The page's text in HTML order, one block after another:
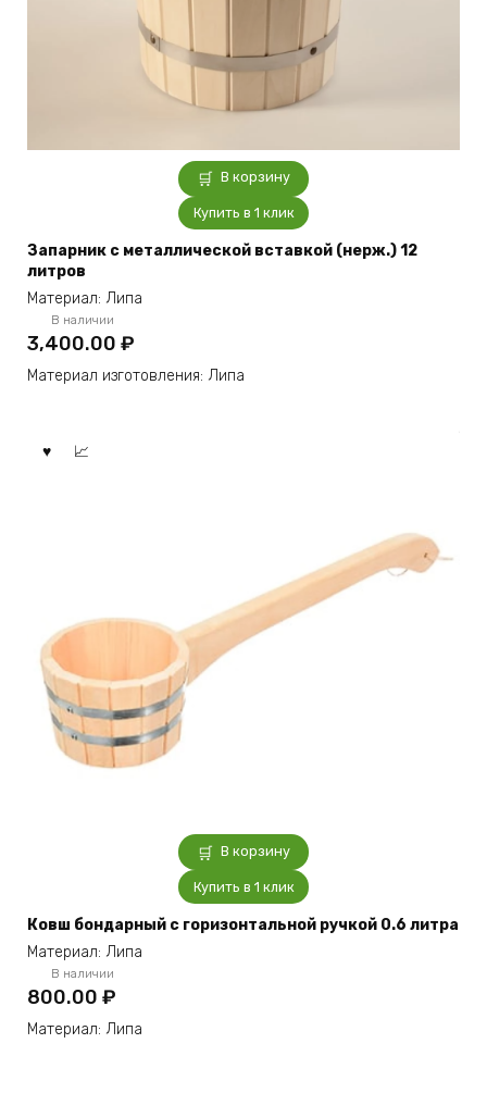
В корзину
Купить в 1 клик
Запарник с металлической вставкой (нерж.) 12
литров
Материал: Липа
В наличии
3,400.00 ₽
Материал изготовления: Липа
В корзину
Купить в 1 клик
Ковш бондарный с горизонтальной ручкой 0.6 литра
Материал: Липа
В наличии
800.00 ₽
Материал: Липа